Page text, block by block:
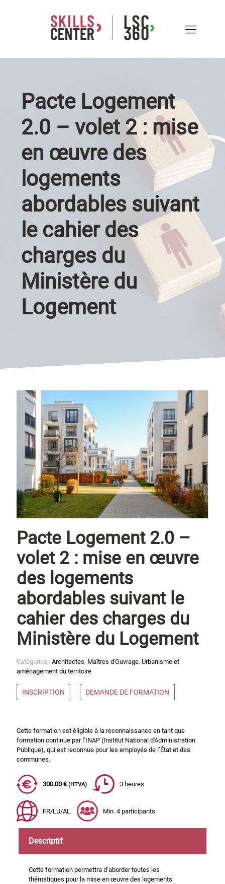
Pacte Logement
2.0 – volet 2 : mise
en œuvre des
logements
abordables suivant
le cahier des
charges du
Ministère du
Logement
Pacte Logement 2.0 –
volet 2 : mise en œuvre
des logements
abordables suivant le
cahier des charges du
Ministère du Logement
Catégories : Architectes, Maîtres d'Ouvrage, Urbanisme et
aménagement du territoire
INSCRIPTION DEMANDE DE FORMATION
Cette formation est éligible à la reconnaissance en tant que
formation continue par l’INAP (Institut National d'Administration
Publique), qui est reconnue pour les employés de l’État et des
communes.
300.00 €(HTVA) 3 heures
FR/LU/AL Min. 4 participants
Descriptif
Cette formation permettra d’aborder toutes les
thématiques pour la mise en œuvre des logements